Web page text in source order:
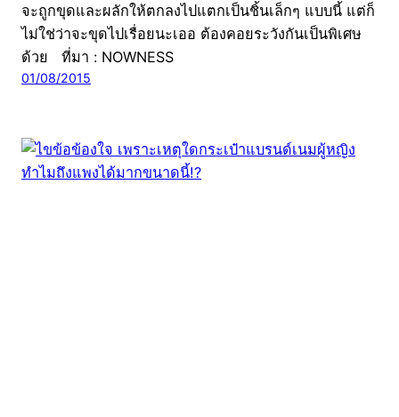
จะถูกขุดและผลักให้ตกลงไปแตกเป็นชิ้นเล็กๆ แบบนี้ แต่ก็
ไม่ใช่ว่าจะขุดไปเรื่อยนะเออ ต้องคอยระวังกันเป็นพิเศษ
ด้วย ที่มา : NOWNESS
01/08/2015